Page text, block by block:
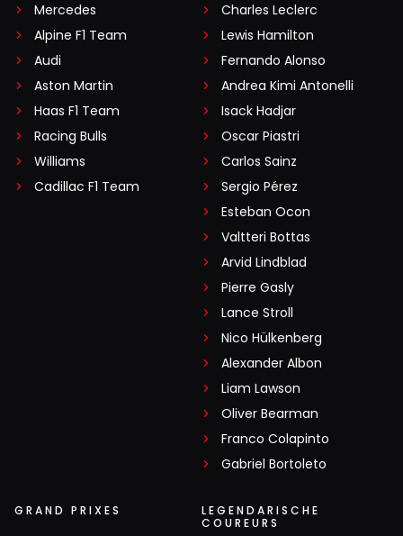
Mercedes
Alpine F1 Team
Audi
Aston Martin
Haas F1 Team
Racing Bulls
Williams
Cadillac F1 Team
Charles Leclerc
Lewis Hamilton
Fernando Alonso
Andrea Kimi Antonelli
Isack Hadjar
Oscar Piastri
Carlos Sainz
Sergio Pérez
Esteban Ocon
Valtteri Bottas
Arvid Lindblad
Pierre Gasly
Lance Stroll
Nico Hülkenberg
Alexander Albon
Liam Lawson
Oliver Bearman
Franco Colapinto
Gabriel Bortoleto
GRAND PRIXES
LEGENDARISCHE
COUREURS